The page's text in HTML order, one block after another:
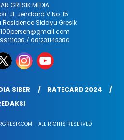
GRESIK MEDIA
Jl. Jendana V No. 15
Sidayu Gresik
/ 081231143386
SIBER
RATECARD 2024
- ALL RIGHTS RESERVED